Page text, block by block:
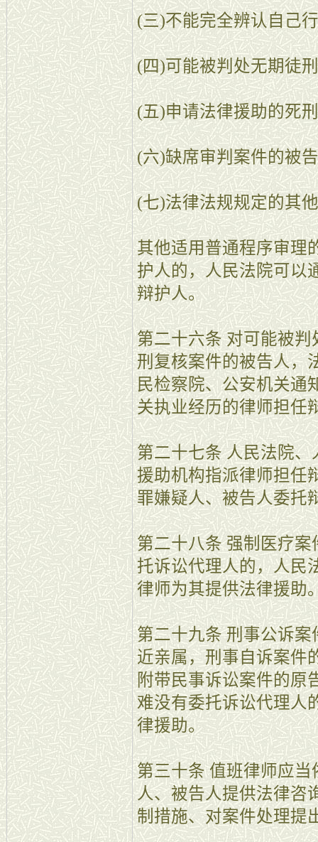
(三)不能完全辨认自己
(四)可能被判处无期徒
(五)申请法律援助的死
(六)缺席审判案件的被
(七)法律法规规定的其
其他适用普通程序审理
护人的，人民法院可以
辩护人。
第二十六条 对可能被
刑复核案件的被告人，
民检察院、公安机关通
关执业经历的律师担任
第二十七条 人民法院
援助机构指派律师担任
罪嫌疑人、被告人委托
第二十八条 强制医疗
托诉讼代理人的，人民
律师为其提供法律援助
第二十九条 刑事公诉
近亲属，刑事自诉案件
附带民事诉讼案件的原
难没有委托诉讼代理人
律援助。
第三十条 值班律师应
人、被告人提供法律咨
制措施、对案件处理提